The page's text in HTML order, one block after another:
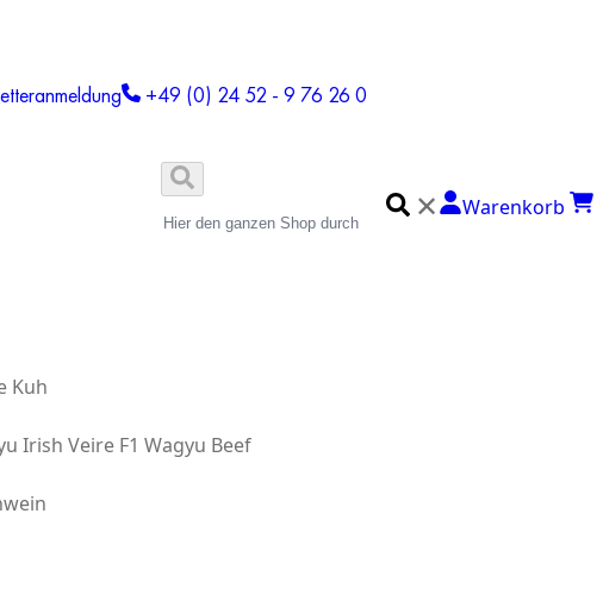
+49 (0) 24 52 - 9 76 26 0
✕ Warenkorb
Kuh
Irish Veire F1 Wagyu Beef